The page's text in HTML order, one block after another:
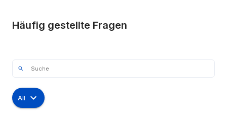
Häufig gestellte Fragen
All